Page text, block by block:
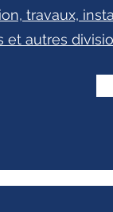
travaux,
et autres